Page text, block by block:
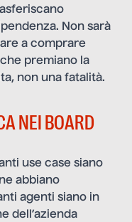
Non sarà
a comprare
premiano la
non una fatalità.
NEI BOARD
use case siano
abbiano
agenti siano in
dell’azienda